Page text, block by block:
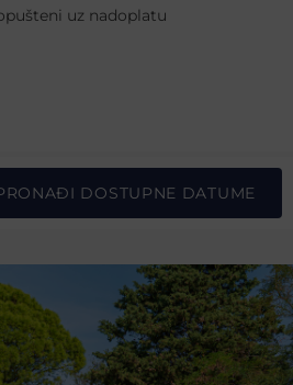
uz nadoplatu
DOSTUPNE DATUME